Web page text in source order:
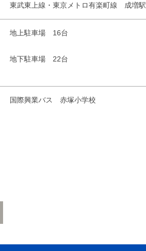
東武東上線・東京メトロ有楽町線 成増駅
地上駐車場 16台
地下駐車場 22台
国際興業バス 赤塚小学校